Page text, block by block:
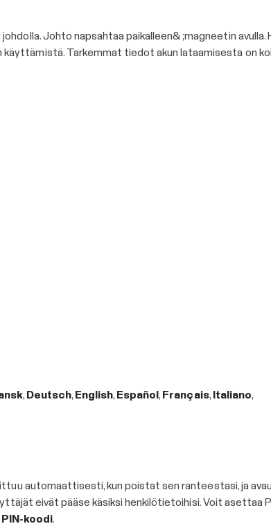
Johto napsahtaa paikalleen& ;magneetin avulla.
Tarkemmat tiedot akun lataamisesta on
, Deutsch, English, Español, Français, Italiano,
automaattisesti, kun poistat sen ranteestasi, ja
eivät pääse käsiksi henkilötietoihisi. Voit asettaa
koodi.